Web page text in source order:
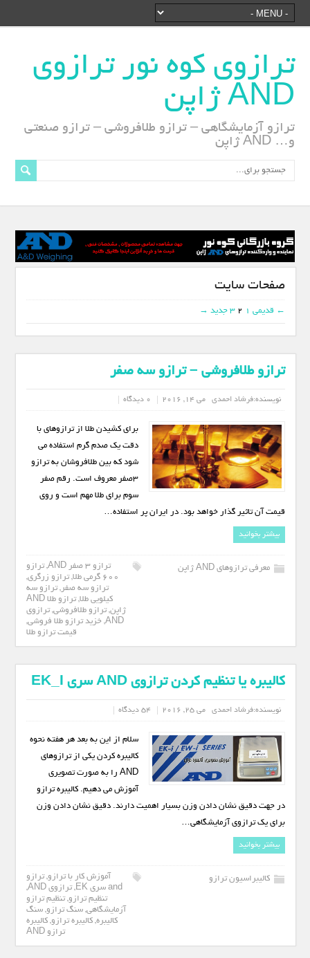
ترازوی کوه نور ترازوی
AND ژاپن
ترازو آزمایشگاهی – ترازو طلافروشی – ترازو صنعتی
و… AND ژاپن
کالیبره یا تنظیم کردن ترازوی AND سری EK_I
نویسنده:فرشاد احمدی می 25, 2016 54 دیدگاه
سلام از این به بعد هر هفته نحوه
کالیبره کردن یکی از ترازوهای
AND را به صورت تصویری
آموزش می دهیم. کالیبره ترازو
در جهت دقیق نشان دادن وزن بسیار اهمیت دارند. دقیق نشان دادن وزن
برای یک ترازوی آزمایشگاهی…
بیشتر بخوانید
کالیبراسیون ترازو آموزش کار با ترازو,ترازو
and سری EK
,ترازوی AND
,
تنظیم ترازو,تنظیم ترازو
آزمایشگاهی, سنگ ترازو, سنگ
کالیبره, کالیبره ترازو, کالیبره
ترازو AND
ترازو طلافروشی – ترازو سه صفر
نویسنده:فرشاد احمدی می 14, 2016 0 دیدگاه
برای کشیدن طلا از ترازوهای با
دقت یک صدم گرم استفاده می
شود که بین طلافروشان به ترازو
3صفر معروف است. رقم صفر
سوم برای طلا مهم است و روی
قیمت آن تاثیر گذار خواهد بود. در ایران پر استفاده…
بیشتر بخوانید
معرفی ترازوهای AND ژاپن ترازو 3 صفر AND ,ترازو
600 گرمی طلا
,ترازو زرگری,
ترازو سه صفر ,ترازو سه
کیلویی طلا,
ترازو طلا AND
ژاپن,ترازو طلافروشی,ترازوی
AND
, خزید ترازو طلا فروشی,
قیمت ترازو طلا
صفحات سایت
← قدیمی 1
2
3 جدید →